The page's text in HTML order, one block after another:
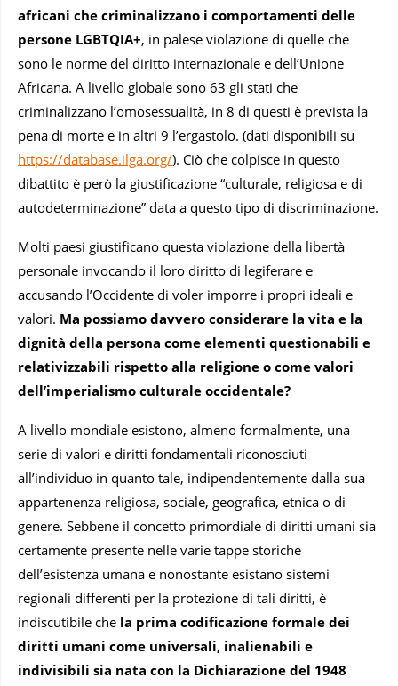
africani che criminalizzano i comportamenti delle
persone LGBTQIA+, in palese violazione di quelle che
sono le norme del diritto internazionale e dell’Unione
Africana. A livello globale sono 63 gli stati che
criminalizzano l’omosessualità, in 8 di questi è prevista la
pena di morte e in altri 9 l’ergastolo. (dati disponibili su
https://database.ilga.org/). Ciò che colpisce in questo
dibattito è però la giustificazione “culturale, religiosa e di
autodeterminazione” data a questo tipo di discriminazione.
Molti paesi giustificano questa violazione della libertà
personale invocando il loro diritto di legiferare e
accusando l’Occidente di voler imporre i propri ideali e
valori. Ma possiamo davvero considerare la vita e la
dignità della persona come elementi questionabili e
relativizzabili rispetto alla religione o come valori
dell’imperialismo culturale occidentale?
A livello mondiale esistono, almeno formalmente, una
serie di valori e diritti fondamentali riconosciuti
all’individuo in quanto tale, indipendentemente dalla sua
appartenenza religiosa, sociale, geografica, etnica o di
genere. Sebbene il concetto primordiale di diritti umani sia
certamente presente nelle varie tappe storiche
dell’esistenza umana e nonostante esistano sistemi
regionali differenti per la protezione di tali diritti, è
indiscutibile che la prima codificazione formale dei
diritti umani come universali, inalienabili e
indivisibili sia nata con la Dichiarazione del 1948